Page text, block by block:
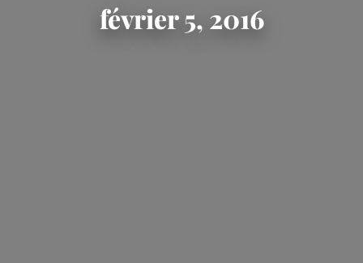
février 5, 2016